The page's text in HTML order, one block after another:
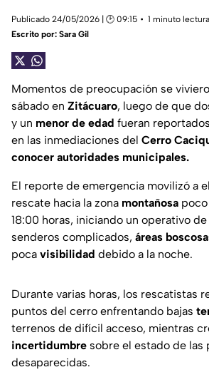
Publicado 24/05/2026 | 🕑 09:15
1 minuto lectura
Escrito por: Sara Gil
Momentos de preocupación se
sábado en Zitácuaro, luego de que
y un menor de edad fueran
en las inmediaciones del Cerro
conocer autoridades municipales.
El reporte de emergencia movilizó a
rescate hacia la zona montañosa
18:00 horas, iniciando un operativo
senderos complicados, áreas
poca visibilidad debido a la noche.
Durante varias horas, los rescatistas
puntos del cerro enfrentando bajas
terrenos de difícil acceso, mientras
incertidumbre sobre el estado de las
desaparecidas.